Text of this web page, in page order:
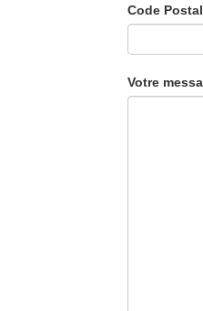
Code Postal
Votre